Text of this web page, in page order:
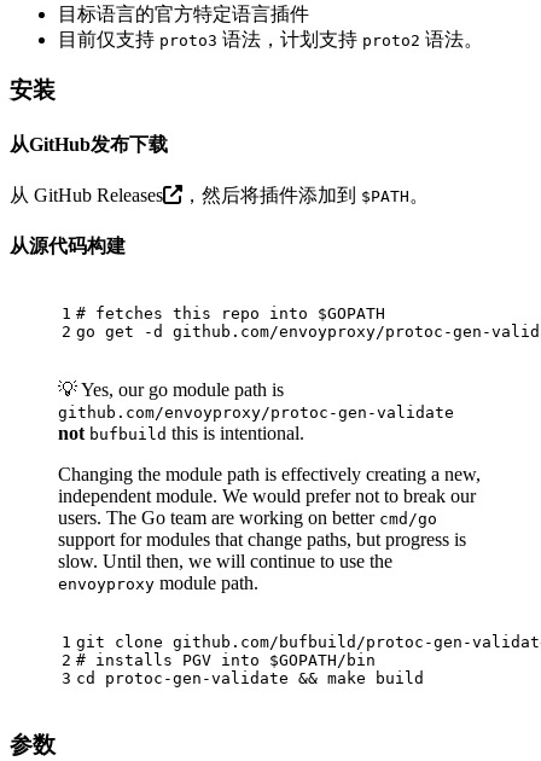
目标语言的官方特定语言插件
目前仅支持 proto3 语法，计划支持 proto2 语法。
安装
从GitHub发布下载
从 GitHub Releases ，然后将插件添加到 $PATH 。
从源代码构建
1
2
# fetches this repo into $GOPATH
go get -d github.com/envoyproxy/protoc-gen-
💡 Yes, our go module path is
github.com/envoyproxy/protoc-gen-validate
not bufbuild this is intentional.
Changing the module path is effectively creating a new,
independent module. We would prefer not to break our
users. The Go team are working on better cmd/go
support for modules that change paths, but progress is
slow. Until then, we will continue to use the
envoyproxy module path.
1
2
3
git clone github.com/bufbuild/protoc-gen-
# installs PGV into $GOPATH/bin
cd protoc-gen-validate && make build
参数